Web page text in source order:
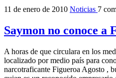
11 de enero de 2010 Noticias 7
Saymon no conoce a
A horas de que circulara en los
localizado por medio país para
narcotraficante Figueroa Agosto ,